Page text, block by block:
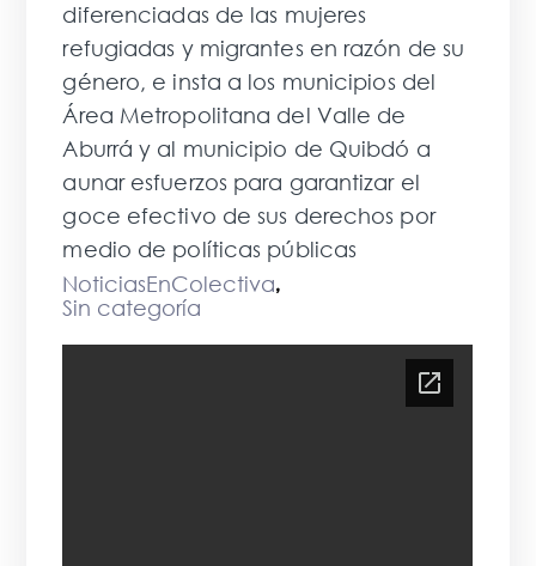
diferenciadas de las mujeres
refugiadas y migrantes en razón de su
género, e insta a los municipios del
Área Metropolitana del Valle de
Aburrá y al municipio de Quibdó a
aunar esfuerzos para garantizar el
goce efectivo de sus derechos por
medio de políticas públicas
NoticiasEnColectiva,
Sin categoría